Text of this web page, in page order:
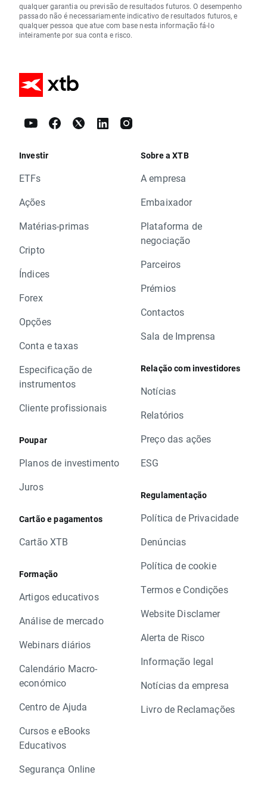
qualquer garantia ou previsão de resultados futuros. O desempenho
passado não é necessariamente indicativo de resultados futuros, e
qualquer pessoa que atue com base nesta informação fá-lo
inteiramente por sua conta e risco.
Investir
ETFs
Ações
Matérias-primas
Cripto
Índices
Forex
Opções
Conta e taxas
Especificação de
instrumentos
Cliente profissionais
Poupar
Planos de investimento
Juros
Cartão e pagamentos
Cartão XTB
Formação
Artigos educativos
Análise de mercado
Webinars diários
Calendário Macro-
económico
Centro de Ajuda
Cursos e eBooks
Educativos
Segurança Online
Sobre a XTB
A empresa
Embaixador
Plataforma de
negociação
Parceiros
Prémios
Contactos
Sala de Imprensa
Relação com investidores
Notícias
Relatórios
Preço das ações
ESG
Regulamentação
Política de Privacidade
Denúncias
Política de cookie
Termos e Condições
Website Disclamer
Alerta de Risco
Informação legal
Notícias da empresa
Livro de Reclamações